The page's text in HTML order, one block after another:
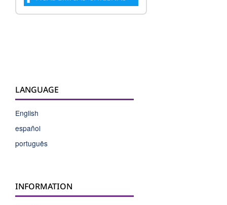
LANGUAGE
English
español
português
INFORMATION